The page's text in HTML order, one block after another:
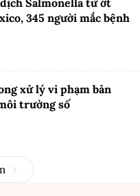
Salmonella từ ớt
345 người mắc bệnh
xử lý vi phạm bản
trường số